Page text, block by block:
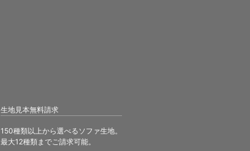
生地見本無料請求
150種類以上から選べるソファ生地。
最大12種類までご請求可能。